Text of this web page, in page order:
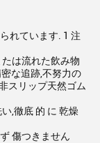
れています. 1 注
は流れた飲み物
な追跡,不努力の
スリップ天然ゴム
,徹底 的 に 乾燥
傷つきません